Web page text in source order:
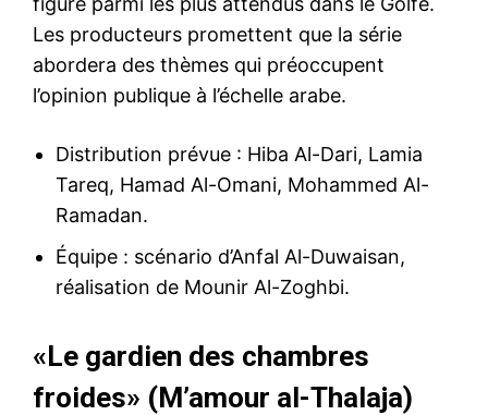
Les producteurs promettent que la série
abordera des thèmes qui préoccupent
l’opinion publique à l’échelle arabe.
Distribution prévue : Hiba Al-Dari, Lamia
Tareq, Hamad Al-Omani, Mohammed Al-
Ramadan.
Équipe : scénario d’Anfal Al-Duwaisan,
réalisation de Mounir Al-Zoghbi.
«Le gardien des chambres
froides» (M’amour al-Thalaja)